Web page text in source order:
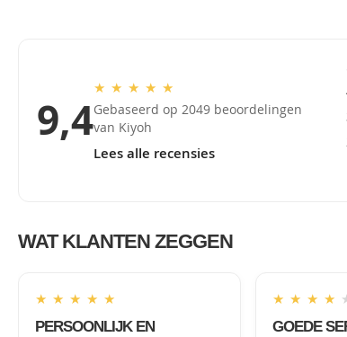
9,4
★ ★ ★ ★ ★
Gebaseerd op 2049 beoordelingen
van Kiyoh
Lees alle recensies
WAT KLANTEN ZEGGEN
★ ★ ★ ★ ★
PERSOONLIJK EN
★ ★ ★ ★
GOEDE